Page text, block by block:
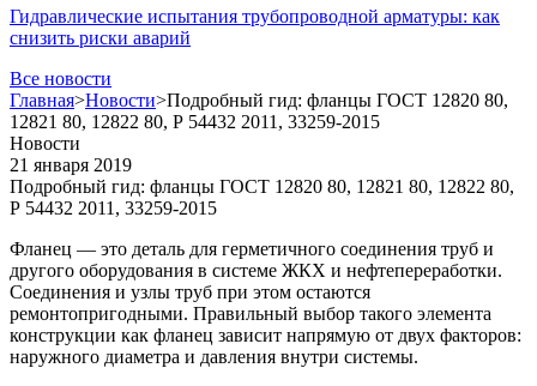
Гидравлические испытания трубопроводной арматуры: как
снизить риски аварий
Все новости
Главная>Новости>Подробный гид: фланцы ГОСТ 12820 80,
12821 80, 12822 80, Р 54432 2011, 33259-2015
Новости
21 января 2019
Подробный гид: фланцы ГОСТ 12820 80, 12821 80, 12822 80,
Р 54432 2011, 33259-2015
Фланец — это деталь для герметичного соединения труб и
другого оборудования в системе ЖКХ и нефтепереработки.
Соединения и узлы труб при этом остаются
ремонтопригодными. Правильный выбор такого элемента
конструкции как фланец зависит напрямую от двух факторов:
наружного диаметра и давления внутри системы.